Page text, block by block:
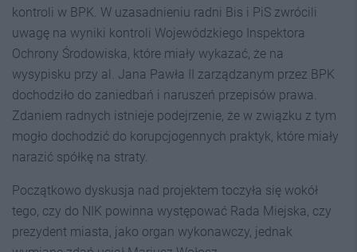
kontroli w BPK. W uzasadnieniu radni Bis i PiS zwrócili
uwagę na wyniki kontroli Wojewódzkiego Inspektora
Ochrony Środowiska, które miały wykazać, że na
wysypisku przy al. Jana Pawła II zarządzanym przez BPK
dochodziło do zaniedbań i naruszeń przepisów prawa.
Zdaniem radnych istnieje podejrzenie, że w związku z tym
mogło dochodzić do korupcjogennych praktyk, które miały
narazić spółkę na straty.
Początkowo dyskusja nad projektem toczyła się wokół
tego, czy do NIK powinna występować Rada Miejska, czy
prezydent miasta, jako organ wykonawczy, jednak